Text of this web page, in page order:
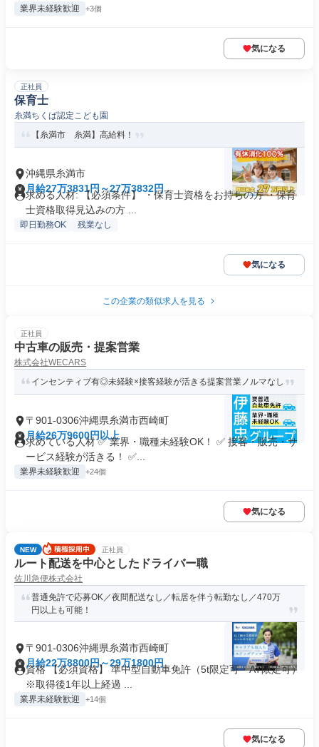
業界未経験歓迎 +3個
気になる
正社員
保育士
糸満ちくば認定こども園
【糸満市 糸満】高給料！
沖縄県糸満市
月給27万3831円～27万3832円
求める人材: 【必須条件】 ・保育士資格をお持ちの方 ・保育
士資格取得見込みの方 ...
即日勤務OK 残業なし
気になる
この企業の類似求人を見る
正社員
中古車の販売・提案営業
株式会社WECARS
インセンティブ有◎未経験×接客経験が活きる提案営業ノルマなし
〒901-0306沖縄県糸満市西崎町
月給26万9600円以上
求めている人材 ✅ 業界・職種未経験OK！ ✅ 接客・販売・サ
ービス経験が活きる！ ✅...
業界未経験歓迎 +24個
気になる
NEW 正社員
ルート配送を中心としたドライバー職
佐川急便株式会社
普通免許で応募OK／夜間配送なし／転居を伴う転勤なし／470万
円以上も可能！
〒901-0306沖縄県糸満市西崎町
月給22万8800円～29万1800円
資格 【必須資格】 準中型自動車免許（5t限定可・AT限定可）
※取得後1年以上経過 ...
業界未経験歓迎 +14個
気になる